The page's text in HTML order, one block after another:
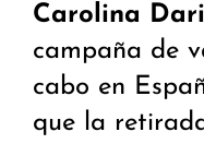
Carolina
campaña de
cabo en
que la